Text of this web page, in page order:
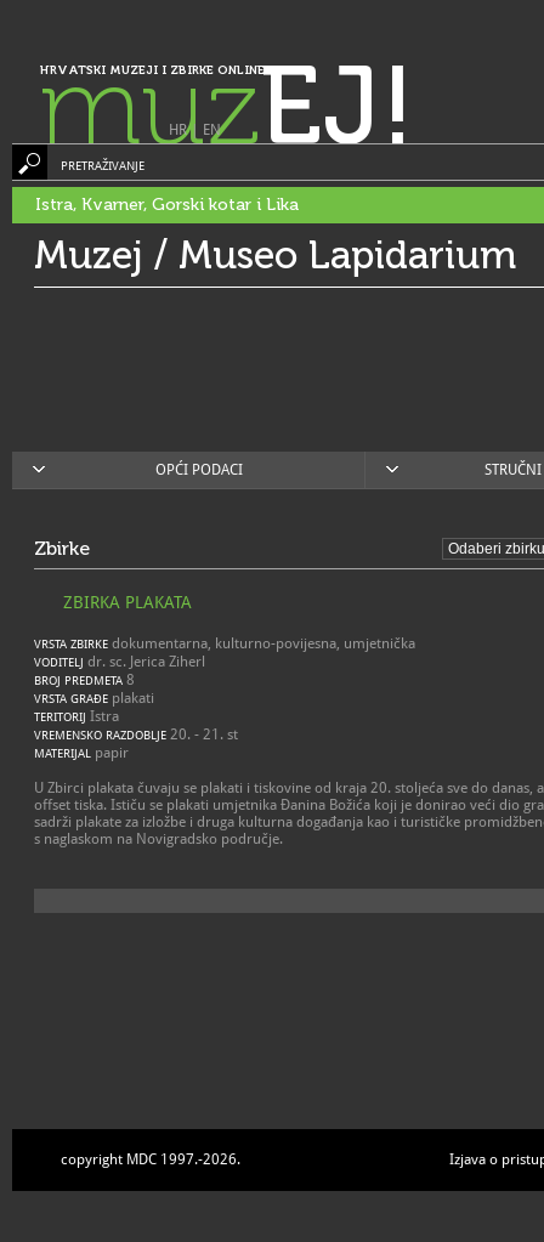
HRVATSKI MUZEJI I ZBIRKE ONLINE
muzEJ!
HR| EN
PRETRAŽIVANJE
Istra, Kvarner, Gorski kotar i Lika
Muzej / Museo Lapidarium
OPĆI PODACI
Zbirke
ZBIRKA PLAKATA
VRSTA ZBIRKE dokumentarna, kulturno-povijesna, umjetnička
VODITELJ dr. sc. Jerica Ziherl
BROJ PREDMETA 8
VRSTA GRAĐE plakati
TERITORIJ Istra
VREMENSKO RAZDOBLJE 20. - 21. st
MATERIJAL papir
U Zbirci plakata čuvaju se plakati i tiskovine od kraja 20. stoljeća sve do danas,
offset tiska. Ističu se plakati umjetnika Đanina Božića koji je donirao veći dio
sadrži plakate za izložbe i druga kulturna događanja kao i turističke
s naglaskom na Novigradsko područje.
copyright MDC 1997.-2026. Izjava o